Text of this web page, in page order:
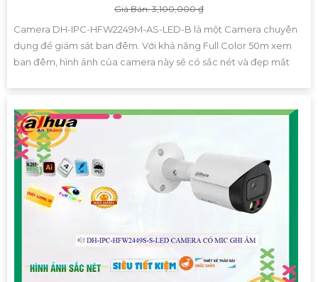
Giá Bán: 3,100,000 ₫
Camera DH-IPC-HFW2249M-AS-LED-B là một Camera chuyên
dụng để giám sát ban đêm. Với khả năng Full Color 50m xem
ban đêm, hình ảnh của camera này sẽ có sắc nét và đẹp mắt